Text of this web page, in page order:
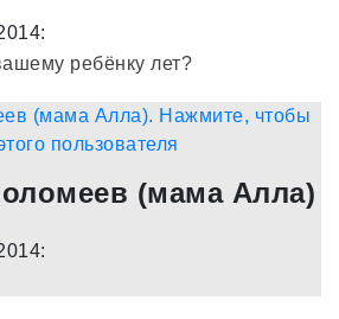
ребёнку лет?
(мама Алла)